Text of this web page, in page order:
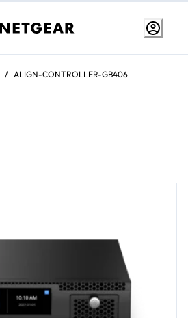
/ ALIGN-CONTROLLER-GB406